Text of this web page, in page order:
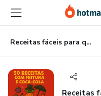
para
conteúdo
principal
para
pagamento
para
rodapé
Receitas fáceis para quem não larga a Coca-Cola e uma friturinha
Receitas